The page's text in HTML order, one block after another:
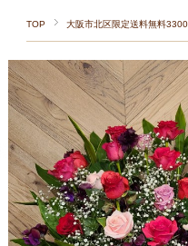
TOP 大阪市北区限定送料無料